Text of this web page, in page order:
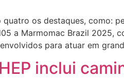
quatro os destaques, como:
a Marmomac Brazil 2025,
para atuar em
inclui